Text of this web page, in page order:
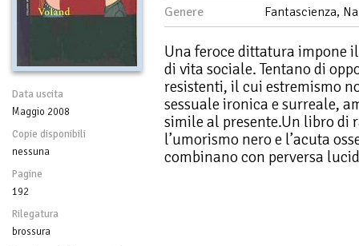
Data uscita
Maggio 2008
Copie disponibili
nessuna
Pagine
192
Rilegatura
brossura
Genere
Fantascienza,
Una feroce dittatura impone
di vita sociale. Tentano di
resistenti, il cui estremismo
sessuale ironica e surreale,
simile al presente.Un libro di
l’umorismo nero e l’acuta
combinano con perversa